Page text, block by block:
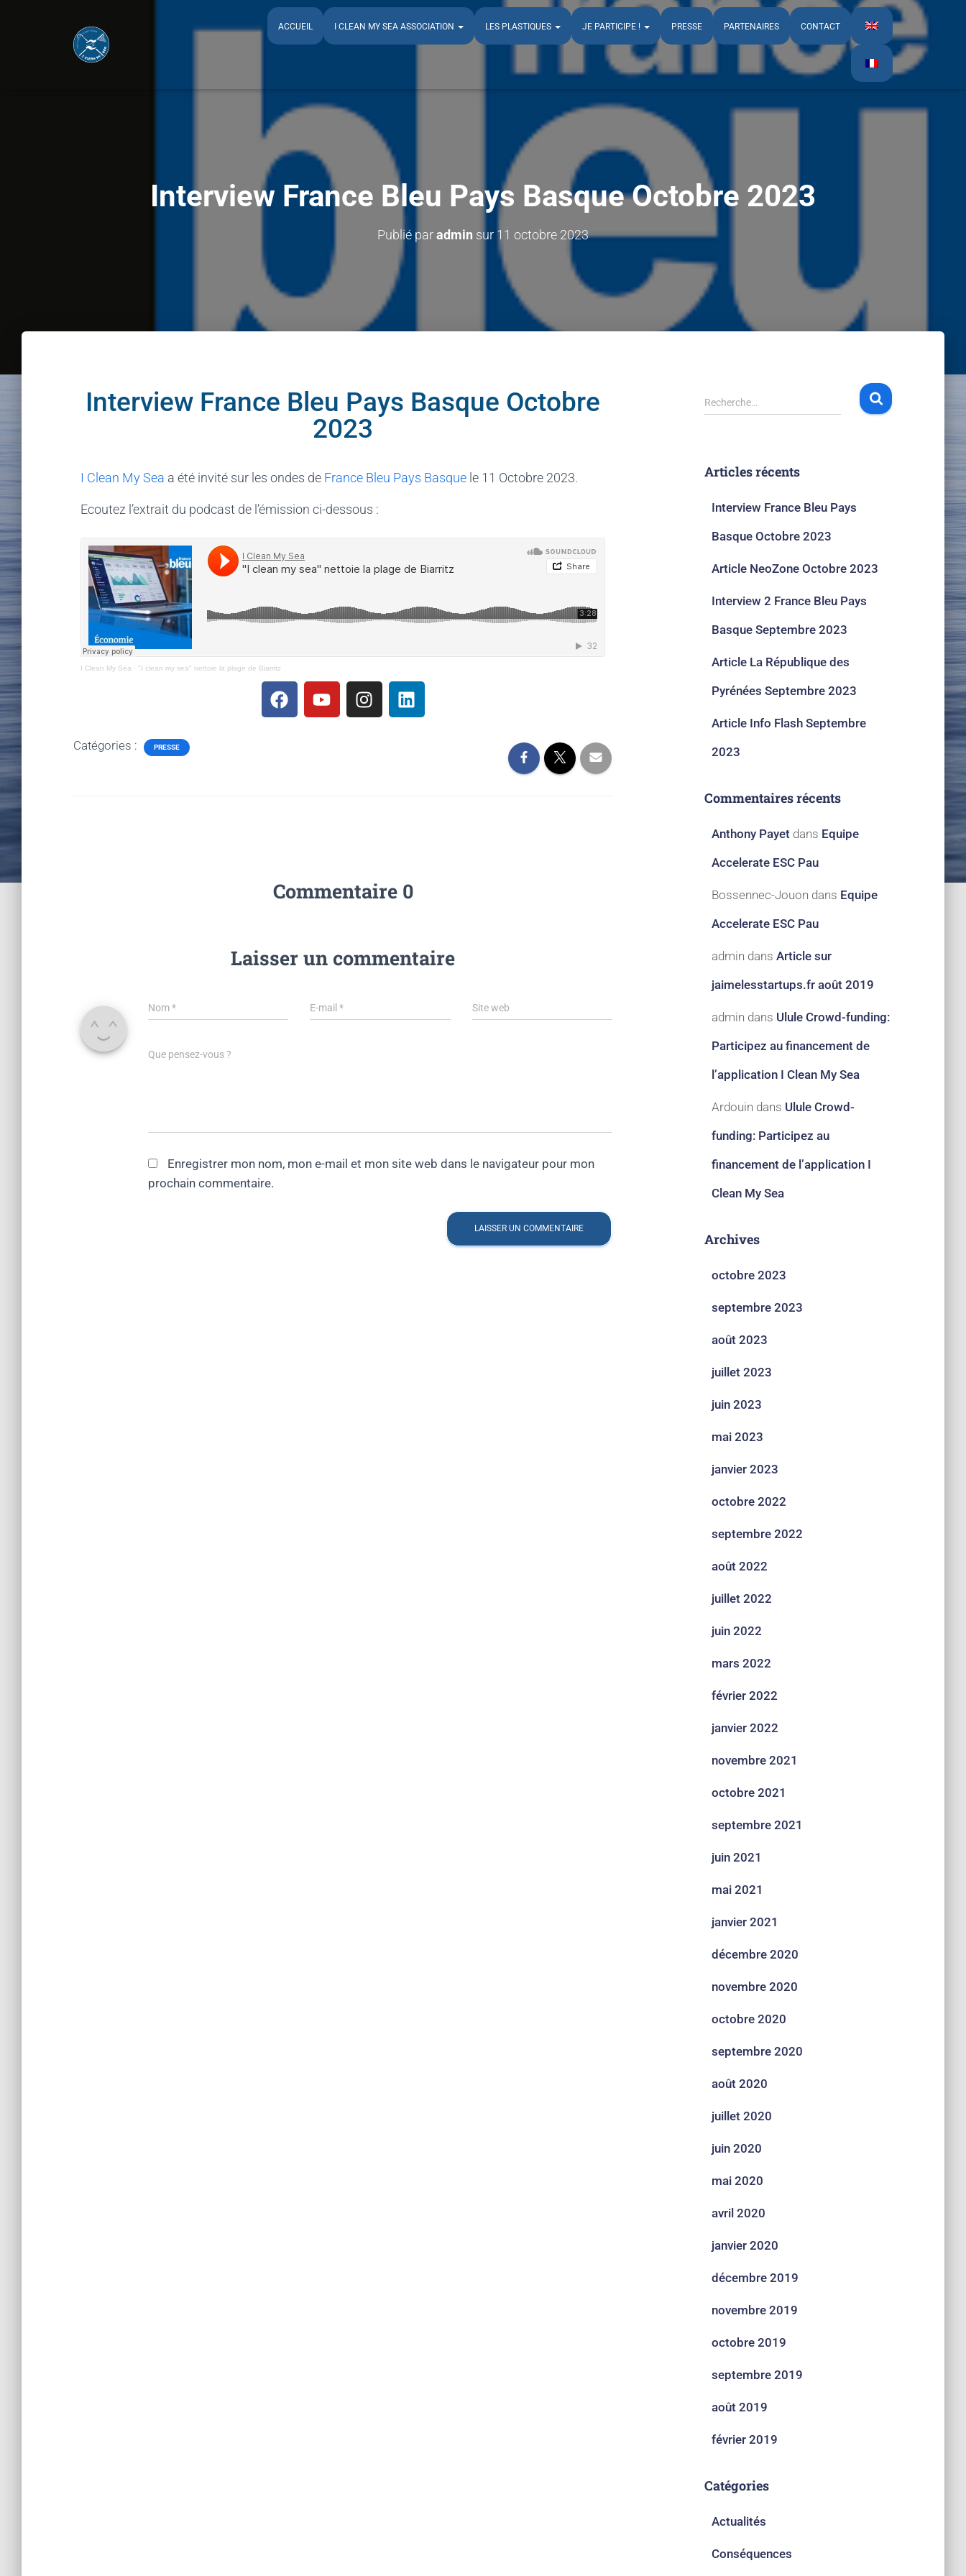
ACCUEIL I CLEAN MY SEA ASSOCIATION LES PLASTIQUES JE PARTICIPE ! PRESSE PARTENAIRES CONTACT
Interview France Bleu Pays Basque Octobre 2023​
Publié paradmin sur 11 octobre 2023
Interview France Bleu Pays Basque Octobre
2023
I Clean My Sea a été invité sur les ondes de France Bleu Pays Basque le 11 Octobre 2023.
Ecoutez l’extrait du podcast de l’émission ci-dessous :
I Clean My Sea · "I clean my sea" nettoie la plage de Biarritz
Catégories : PRESSE
Commentaire 0
Laisser un commentaire
Nom* E-mail* Site web
Que pensez-vous ?
Enregistrer mon nom, mon e-mail et mon site web dans le navigateur pour mon
prochain commentaire.
Recherche…
Articles récents
Interview France Bleu Pays
Basque Octobre 2023​
Article NeoZone Octobre 2023
Interview 2 France Bleu Pays
Basque Septembre 2023​
Article La République des
Pyrénées Septembre 2023​
Article Info Flash Septembre
2023​
Commentaires récents
Anthony Payetdans Equipe
Accelerate ESC Pau
Bossennec-Jouon dans Equipe
Accelerate ESC Pau
admin dans Article sur
jaimelesstartups.fr août 2019
admin dans Ulule Crowd-funding:
Participez au financement de
l’application I Clean My Sea
Ardouin dans Ulule Crowd-
funding: Participez au
financement de l’application I
Clean My Sea
Archives
octobre 2023
septembre 2023
août 2023
juillet 2023
juin 2023
mai 2023
janvier 2023
octobre 2022
septembre 2022
août 2022
juillet 2022
juin 2022
mars 2022
février 2022
janvier 2022
novembre 2021
octobre 2021
septembre 2021
juin 2021
mai 2021
janvier 2021
décembre 2020
novembre 2020
octobre 2020
septembre 2020
août 2020
juillet 2020
juin 2020
mai 2020
avril 2020
janvier 2020
décembre 2019
novembre 2019
octobre 2019
septembre 2019
août 2019
février 2019
Catégories
Actualités
Conséquences